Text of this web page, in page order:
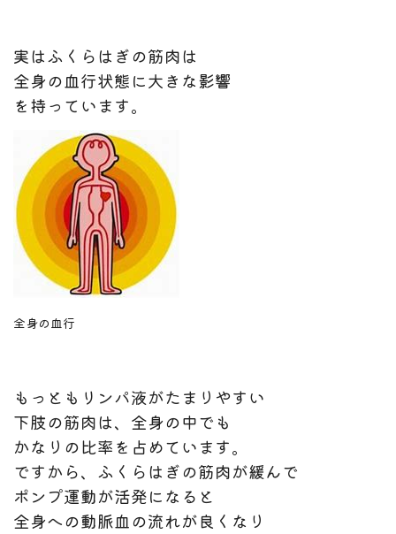
実はふくらはぎの筋肉は
全身の血行状態に大きな影響
を持っています。
全身の血行
もっともリンパ液がたまりやすい
下肢の筋肉は、 全身の中でも
かなりの比率を占めています。
ですから、ふくらはぎの筋肉が緩んで
ポンプ運動が活発になると
全身への動脈血の流れが良くなり